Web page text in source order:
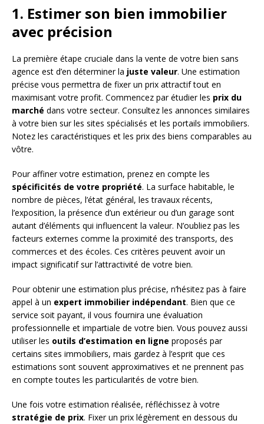
1. Estimer son bien immobilier
avec précision
La première étape cruciale dans la vente de votre bien sans
agence est d’en déterminer la juste valeur. Une estimation
précise vous permettra de fixer un prix attractif tout en
maximisant votre profit. Commencez par étudier les prix du
marché dans votre secteur. Consultez les annonces similaires
à votre bien sur les sites spécialisés et les portails immobiliers.
Notez les caractéristiques et les prix des biens comparables au
vôtre.
Pour affiner votre estimation, prenez en compte les
spécificités de votre propriété. La surface habitable, le
nombre de pièces, l’état général, les travaux récents,
l’exposition, la présence d’un extérieur ou d’un garage sont
autant d’éléments qui influencent la valeur. N’oubliez pas les
facteurs externes comme la proximité des transports, des
commerces et des écoles. Ces critères peuvent avoir un
impact significatif sur l’attractivité de votre bien.
Pour obtenir une estimation plus précise, n’hésitez pas à faire
appel à un expert immobilier indépendant. Bien que ce
service soit payant, il vous fournira une évaluation
professionnelle et impartiale de votre bien. Vous pouvez aussi
utiliser les outils d’estimation en ligne proposés par
certains sites immobiliers, mais gardez à l’esprit que ces
estimations sont souvent approximatives et ne prennent pas
en compte toutes les particularités de votre bien.
Une fois votre estimation réalisée, réfléchissez à votre
stratégie de prix. Fixer un prix légèrement en dessous du